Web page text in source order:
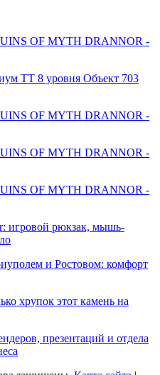
OF MYTH DRANNOR -
ТТ 8 уровня Объект 703
OF MYTH DRANNOR -
OF MYTH DRANNOR -
OF MYTH DRANNOR -
игровой рюкзак, мышь-
и Ростовом: комфорт
хрупок этот камень на
презентаций и отдела